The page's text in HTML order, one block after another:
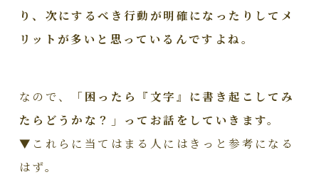
り、次にするべき行動が明確になったりしてメ
リットが多いと思っているんですよね。
なので、
「困ったら『文字』に書き起こしてみ
たらどうかな？」ってお話をしていきます。
▼これらに当てはまる人にはきっと参考になる
はず。